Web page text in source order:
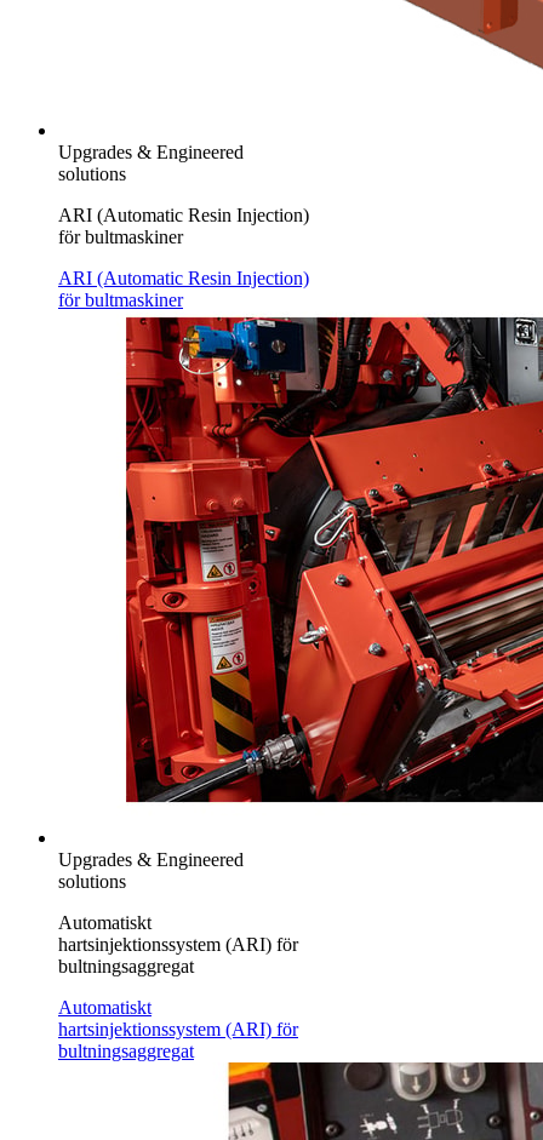
Upgrades & Engineered
solutions
ARI (Automatic Resin Injection)
för bultmaskiner
ARI (Automatic Resin Injection)
för bultmaskiner
Upgrades & Engineered
solutions
Automatiskt
hartsinjektionssystem (ARI) för
bultningsaggregat
Automatiskt
hartsinjektionssystem (ARI) för
bultningsaggregat